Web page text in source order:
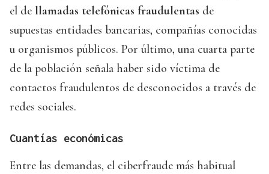
el de llamadas telefónicas fraudulentas de
supuestas entidades bancarias, compañías conocidas
u organismos públicos. Por último, una cuarta parte
de la población señala haber sido víctima de
contactos fraudulentos de desconocidos a través de
redes sociales.
Cuantías económicas
Entre las demandas, el ciberfraude más habitual